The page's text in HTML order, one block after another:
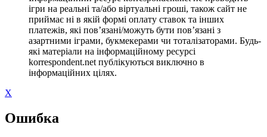
ігри на реальні та/або віртуальні гроші, також сайт не
приймає ні в якій формі оплату ставок та інших
платежів, які пов’язані/можуть бути пов’язані з
азартними іграми, букмекерами чи тоталізаторами. Будь-
які матеріали на інформаційному ресурсі
korrespondent.net публікуються виключно в
інформаційних цілях.
X
Ошибка